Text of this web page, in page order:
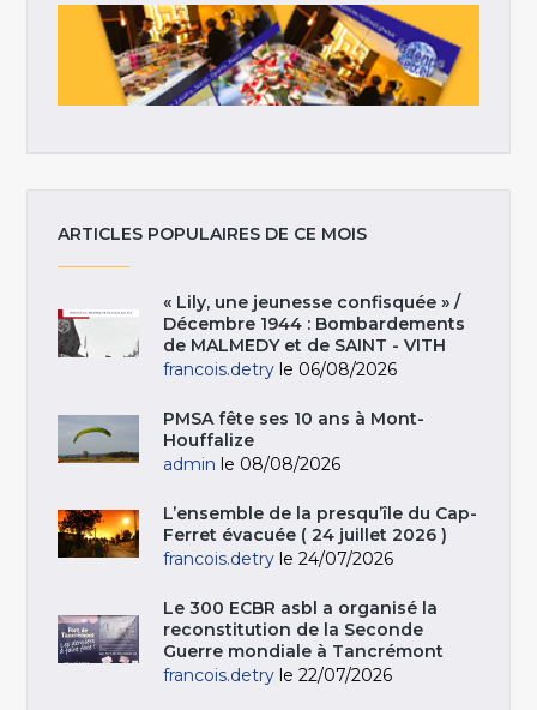
ARTICLES POPULAIRES DE CE MOIS
« Lily, une jeunesse confisquée » /
Décembre 1944 : Bombardements
de MALMEDY et de SAINT - VITH
francois.detry le 06/08/2026
PMSA fête ses 10 ans à Mont-
Houffalize
admin le 08/08/2026
L’ensemble de la presqu’île du Cap-
Ferret évacuée ( 24 juillet 2026 )
francois.detry le 24/07/2026
Le 300 ECBR asbl a organisé la
reconstitution de la Seconde
Guerre mondiale à Tancrémont
francois.detry le 22/07/2026